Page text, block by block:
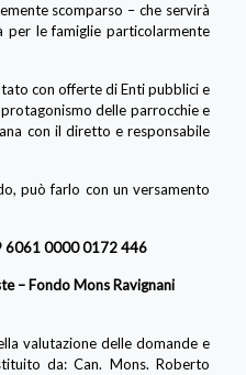
scomparso – che servirà
per le famiglie particolarmente
con offerte di Enti pubblici e
delle parrocchie e
con il diretto e responsabile
può farlo con un versamento
6061 0000 0172 446
– Fondo Mons Ravignani
valutazione delle domande e
da: Can. Mons. Roberto